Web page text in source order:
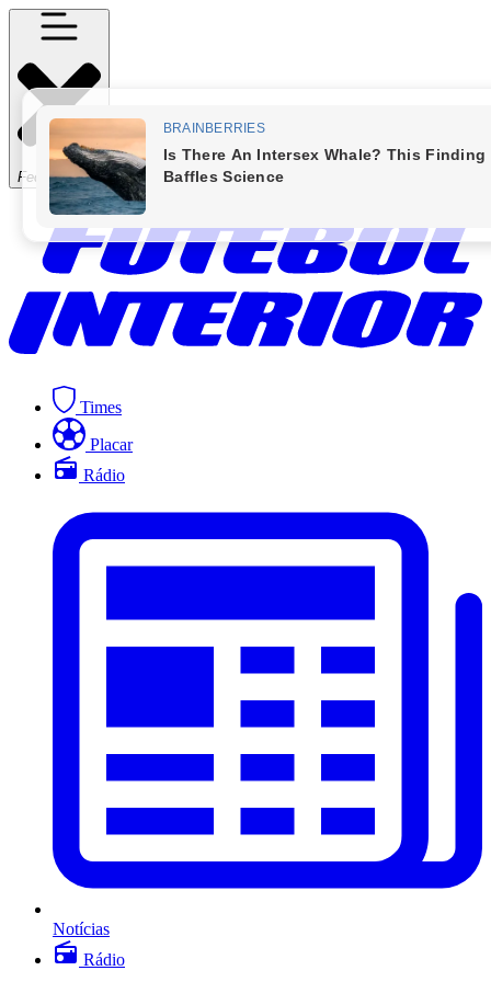
Fechar Menu
Times
Placar
Rádio
Notícias
Rádio